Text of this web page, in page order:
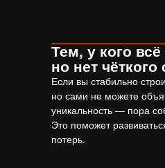
Тем, у кого всё
но нет
Если вы стабильно
но сами не можете
уникальность — пора
Это поможет
потерь.